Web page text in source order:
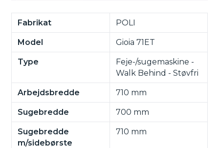
Fabrikat POLI
Model Gioia 71ET
Type
Feje-/sugemaskine -
Walk Behind - Støvfri
Arbejdsbredde 710 mm
Sugebredde 700 mm
Sugebredde
m/sidebørste
710 mm